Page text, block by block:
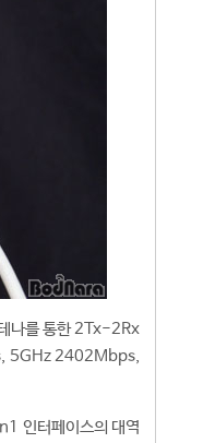
나를 통한 2Tx-2Rx
5GHz 2402Mbps,
인터페이스의 대역